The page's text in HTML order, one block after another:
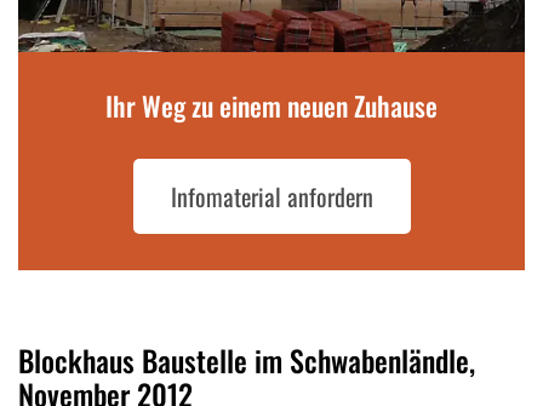
Ihr Weg zu einem neuen Zuhause
Infomaterial anfordern
Blockhaus Baustelle im Schwabenländle,
November 2012